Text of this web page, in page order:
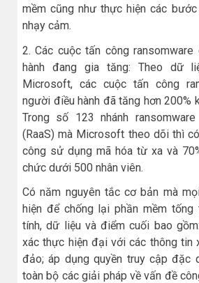
mềm cũng như thực hiện các
nhạy cảm.
2. Các cuộc tấn công
hành đang gia tăng: Theo dữ
Microsoft, các cuộc tấn công
người điều hành đã tăng hơn 200%
Trong số 123 nhánh
(RaaS) mà Microsoft theo dõi thì
công sử dụng mã hóa từ xa và
chức dưới 500 nhân viên.
Có năm nguyên tắc cơ bản mà
hiện để chống lại phần mềm tống
tính, dữ liệu và điểm cuối bao
xác thực hiện đại với các thông tin
đảo; áp dụng quyền truy cập đặc
toàn bộ các giải pháp về vấn đề